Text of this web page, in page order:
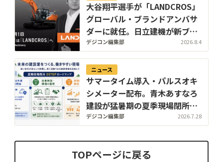
大谷翔平選手が「LANDCROS」
グローバル・ブランドアンバサ
ダーに就任。日立建機が新ブラ
ンド発表会をお台場で開催
デジコン編集部 2026.8.4
ニュース
サマータイム導入・パルスオキ
シメーター配布。青木あすなろ
建設が猛暑期の夏季現場閉所実
証を国内モデル現場で開始
デジコン編集部 2026.7.28
TOPページに戻る